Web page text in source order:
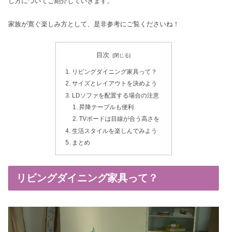
家族が寛ぐ楽しみ方として、是非参考にご覧くださいね！
目次
リビングダイニング家具って？
サイズとレイアウトを決めよう
LDソファを配置する場合の注意
昇降テーブルも便利
TVボードは目線が合う高さを
生活スタイルを楽しんでみよう
まとめ
リビングダイニング家具って？